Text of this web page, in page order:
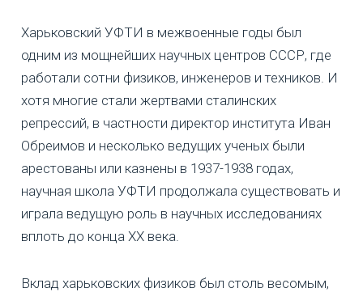
Харьковский УФТИ в межвоенные годы был
одним из мощнейших научных центров СССР, где
работали сотни физиков, инженеров и техников. И
хотя многие стали жертвами сталинских
репрессий, в частности директор института Иван
Обреимов и несколько ведущих ученых были
арестованы или казнены в 1937-1938 годах,
научная школа УФТИ продолжала существовать и
играла ведущую роль в научных исследованиях
вплоть до конца ХХ века.
Вклад харьковских физиков был столь весомым,